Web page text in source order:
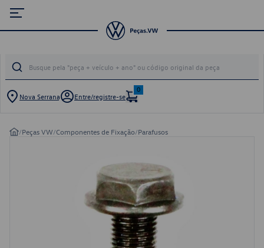
Nova Serrana Entre/registre-se
0
/Peças VW/Componentes de Fixação/Parafusos